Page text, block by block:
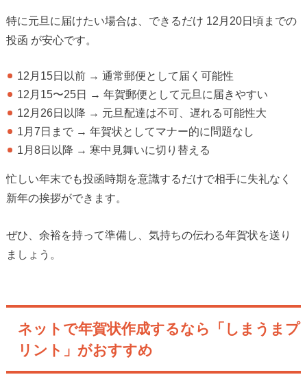
特に元旦に届けたい場合は、できるだけ 12月20日頃までの
投函 が安心です。
12月15日以前 → 通常郵便として届く可能性
12月15〜25日 → 年賀郵便として元旦に届きやすい
12月26日以降 → 元旦配達は不可、遅れる可能性大
1月7日まで → 年賀状としてマナー的に問題なし
1月8日以降 → 寒中見舞いに切り替える
忙しい年末でも投函時期を意識するだけで相手に失礼なく
新年の挨拶ができます。
ぜひ、余裕を持って準備し、気持ちの伝わる年賀状を送り
ましょう。
ネットで年賀状作成するなら「しまうまプ
リント」がおすすめ